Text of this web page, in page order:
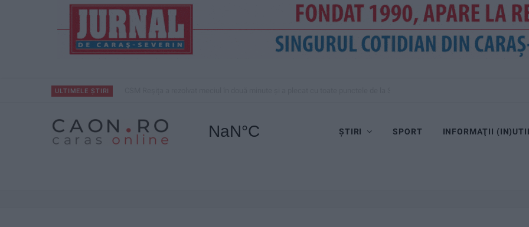
ULTIMELE ȘTIRI
ȘTIRI SPORT INFORMAŢII